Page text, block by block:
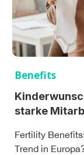
Benefits
starke
Fertility
Trend in